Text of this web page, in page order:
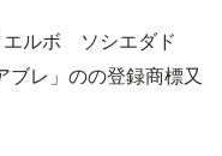
エルボ ソシエダド
レ」のの登録商標又